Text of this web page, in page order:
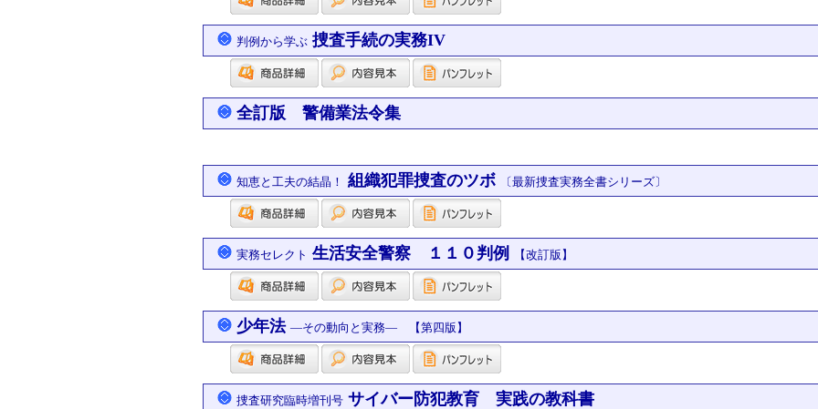
判例から学ぶ 捜査手続の実務IV
全訂版 警備業法令集
知恵と工夫の結晶！ 組織犯罪捜査のツボ 〔最新捜査実務全書シリーズ〕
実務セレクト 生活安全警察 １１０判例 【改訂版】
少年法 ―その動向と実務― 【第四版】
捜査研究臨時増刊号 サイバー防犯教育 実践の教科書